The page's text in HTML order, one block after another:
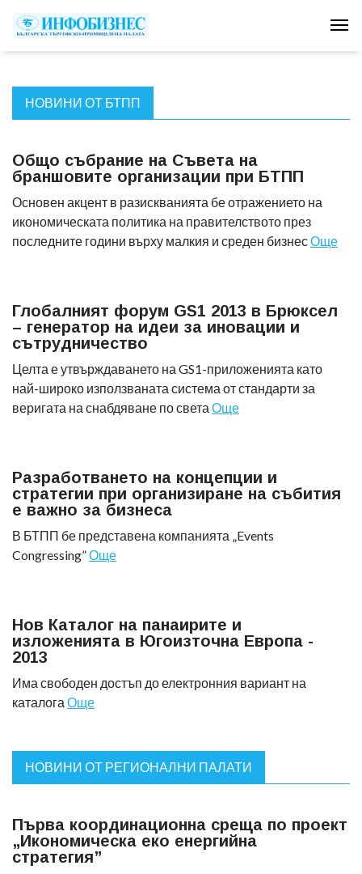
НОВИНИ ОТ БТПП
Общо събрание на Съвета на
браншовите организации при БТПП
Основен акцент в разискванията бе отражението на
икономическата политика на правителството през
последните години върху малкия и среден бизнесОще
Глобалният форум GS1 2013 в Брюксел
– генератор на идеи за иновации и
сътрудничество
Целта е утвърждаването на GS1-приложенията като
най-широко използваната система от стандарти за
веригата на снабдяване по света Още
Разработването на концепции и
стратегии при организиране на събития
е важно за бизнеса
В БТПП бе представена компанията „Events
Congressing”Още
Нов Каталог на панаирите и
изложенията в Югоизточна Европа -
2013
Има свободен достъп до електронния вариант на
каталога Още
НОВИНИ ОТ РЕГИОНАЛНИ ПАЛАТИ
Първа координационна среща по проект
„Икономическа еко енергийна
стратегия”